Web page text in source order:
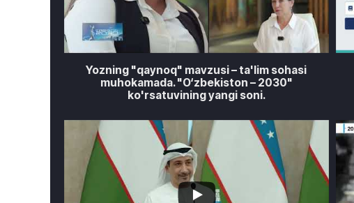
Yozning "qaynoq" mavzusi – ta'lim sohasi
muhokamada. "O‘zbekiston – 2030"
ko'rsatuvining yangi soni.
0
6